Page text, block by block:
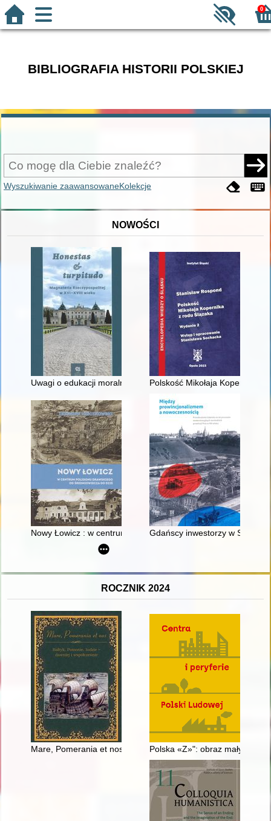
0
BIBLIOGRAFIA HISTORII POLSKIEJ
Wyszukiwanie zaawansowaneKolekcje
NOWOŚCI
Uwagi o edukacji moralnej synów szlacheckich w XVI-
Polskość Mikołaja Kopernika z
Nowy Łowicz : w centrum poligonu drawskiego od
Gdańscy inwestorzy w
ROCZNIK 2024
Mare, Pomerania et nos : Bałtyk, Pomorze, ludzie - dawniej i
Polska «Z»": obraz małych